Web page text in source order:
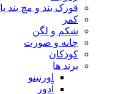
قوزک بند و مچ بند پا
کمر
شکم و لگن
چانه و صورت
کودکان
برند ها
اورتینو
آدور